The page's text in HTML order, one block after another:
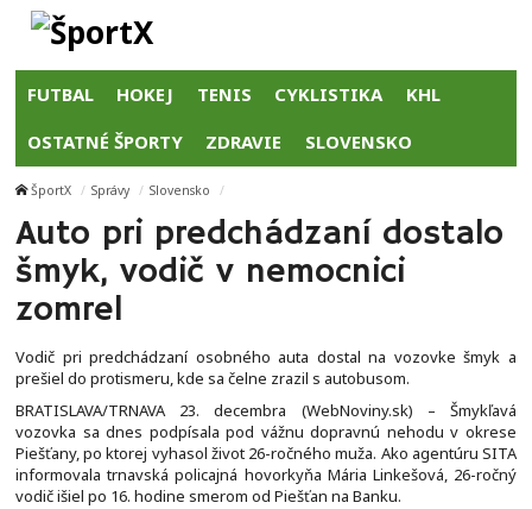
FUTBAL HOKEJ TENIS CYKLISTIKA KHL
OSTATNÉ ŠPORTY ZDRAVIE SLOVENSKO
ŠportX Správy Slovensko
Auto pri predchádzaní dostalo
šmyk, vodič v nemocnici
zomrel
Vodič pri predchádzaní osobného auta dostal na vozovke šmyk a
prešiel do protismeru, kde sa čelne zrazil s autobusom.
BRATISLAVA/TRNAVA 23. decembra (WebNoviny.sk) – Šmykľavá
vozovka sa dnes podpísala pod vážnu dopravnú nehodu v okrese
Piešťany, po ktorej vyhasol život 26-ročného muža. Ako agentúru SITA
informovala trnavská policajná hovorkyňa Mária Linkešová, 26-ročný
vodič išiel po 16. hodine smerom od Piešťan na Banku.